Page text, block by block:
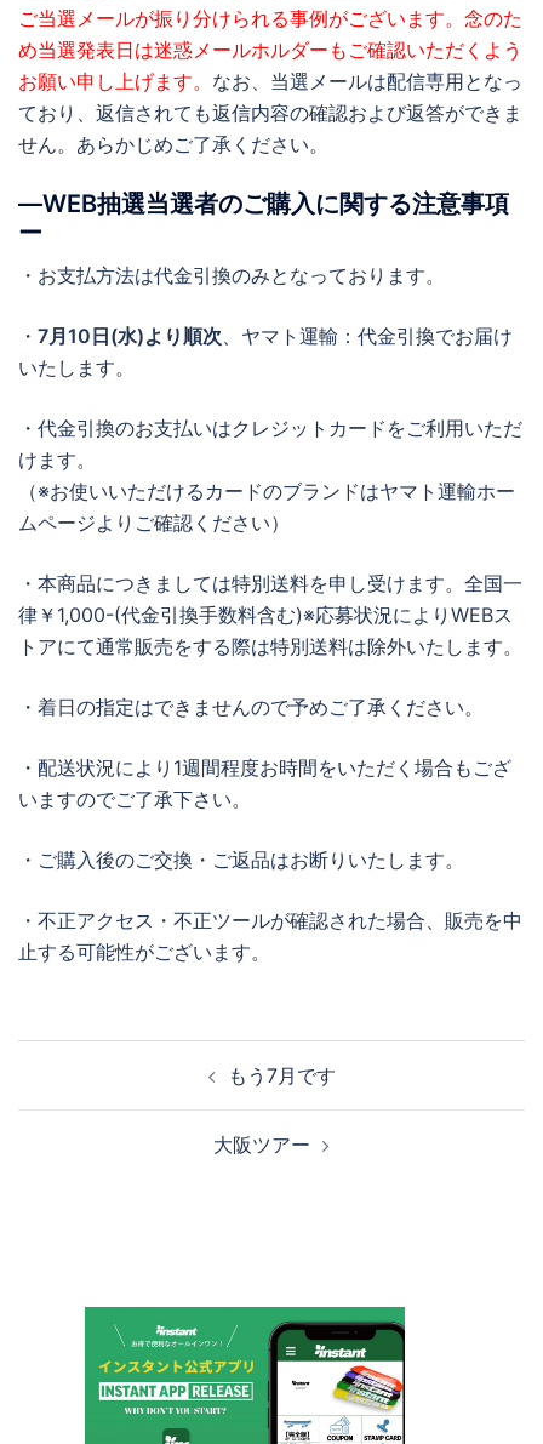
ご当選メールが振り分けられる事例がございます。念のた
め当選発表日は迷惑メールホルダーもご確認いただくよう
お願い申し上げます。 なお、当選メールは配信専用となっ
ており、返信されても返信内容の確認および返答ができま
せん。あらかじめご了承ください。
―WEB抽選当選者のご購入に関する注意事項
ー
・お支払方法は代金引換のみとなっております。
・ 7月10日(水)より順次 、ヤマト運輸：代金引換でお届け
いたします。
・代金引換のお支払いはクレジットカードをご利用いただ
けます。
（※お使いいただけるカードのブランドはヤマト運輸ホー
ムページよりご確認ください）
・本商品につきましては特別送料を申し受けます。全国一
律￥1,000-(代金引換手数料含む)※応募状況によりWEBス
トアにて通常販売をする際は特別送料は除外いたします。
・着日の指定はできませんので予めご了承ください。
・配送状況により1週間程度お時間をいただく場合もござ
いますのでご了承下さい。
・ご購入後のご交換・ご返品はお断りいたします。
・不正アクセス・不正ツールが確認された場合、販売を中
止する可能性がございます。
もう7月です
大阪ツアー